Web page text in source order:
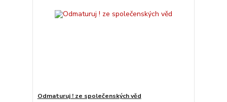
Odmaturuj ! ze společenských věd